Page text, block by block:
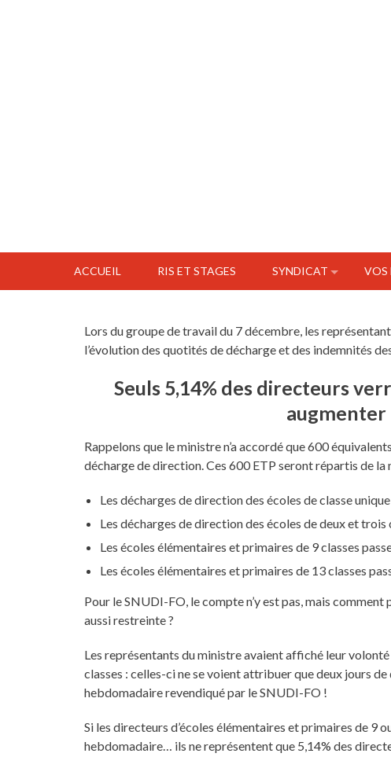
ACCUEIL RIS ET STAGES SYNDICAT VOS
Lors du groupe de travail du 7 décembre, les
l’évolution des quotités de décharge et des indemnités
Seuls 5,14% des directeurs
augmenter
Rappelons que le ministre n’a accordé que 600
décharge de direction. Ces 600 ETP seront répartis de la
Les décharges de direction des écoles de classe
Les décharges de direction des écoles de deux et trois
Les écoles élémentaires et primaires de 9 classes
Les écoles élémentaires et primaires de 13 classes
Pour le SNUDI-FO, le compte n’y est pas, mais
aussi restreinte ?
Les représentants du ministre avaient affiché leur
classes : celles-ci ne se voient attribuer que deux jours
hebdomadaire revendiqué par le SNUDI-FO !
Si les directeurs d’écoles élémentaires et primaires de 9
hebdomadaire… ils ne représentent que 5,14% des